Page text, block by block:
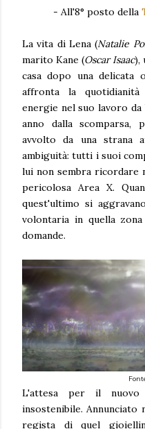
- All'8° posto della
La vita di Lena (Natalie
marito Kane (Oscar Isaac),
casa dopo una delicata
affronta la
energie nel suo lavoro
anno dalla
avvolto da una strana
ambiguità: tutti i suoi
lui non sembra ricordare
pericolosa Area X.
quest'ultimo si
volontaria in quella
domande.
L'attesa per il
insostenibile.
regista di quel